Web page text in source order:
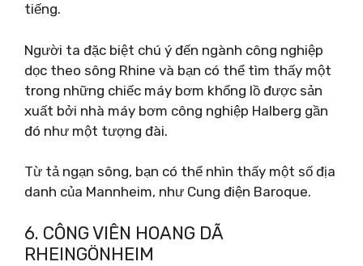
tiếng.
Người ta đặc biệt chú ý đến ngành công nghiệp
dọc theo sông Rhine và bạn có thể tìm thấy một
trong những chiếc máy bơm khổng lồ được sản
xuất bởi nhà máy bơm công nghiệp Halberg gần
đó như một tượng đài.
Từ tả ngạn sông, bạn có thể nhìn thấy một số địa
danh của Mannheim, như Cung điện Baroque.
6. CÔNG VIÊN HOANG DÃ
RHEINGÖNHEIM